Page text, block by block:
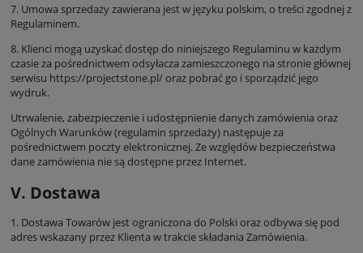
7. Umowa sprzedaży zawierana jest w języku polskim, o treści zgodnej z
Regulaminem.
8. Klienci mogą uzyskać dostęp do niniejszego Regulaminu w każdym
czasie za pośrednictwem odsyłacza zamieszczonego na stronie głównej
serwisu https://projectstone.pl/oraz pobrać go i sporządzić jego
wydruk.
Utrwalenie, zabezpieczenie i udostępnienie danych zamówienia oraz
Ogólnych Warunków (regulamin sprzedaży) następuje za
pośrednictwem poczty elektronicznej. Ze względów bezpieczeństwa
dane zamówienia nie są dostępne przez Internet.
V. Dostawa
1. Dostawa Towarów jest ograniczona do Polski oraz odbywa się pod
adres wskazany przez Klienta w trakcie składania Zamówienia.